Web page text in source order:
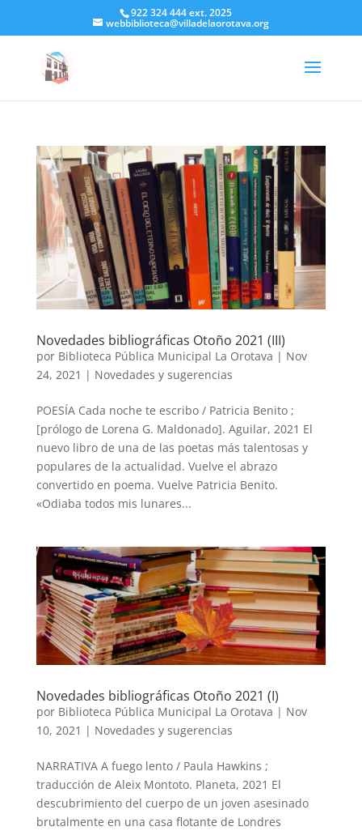
922 324 444 ext. 2025
webbiblioteca@villadelaorotava.org
Novedades bibliográficas Otoño 2021 (III)
por Biblioteca Pública Municipal La Orotava | Nov
24, 2021 | Novedades y sugerencias
POESÍA Cada noche te escribo / Patricia Benito ;
[prólogo de Lorena G. Maldonado]. Aguilar, 2021 El
nuevo libro de una de las poetas más talentosas y
populares de la actualidad. Vuelve el abrazo
convertido en poema. Vuelve Patricia Benito.
«Odiaba todos mis lunares...
Novedades bibliográficas Otoño 2021 (I)
por Biblioteca Pública Municipal La Orotava | Nov
10, 2021 | Novedades y sugerencias
NARRATIVA A fuego lento / Paula Hawkins ;
traducción de Aleix Montoto. Planeta, 2021 El
descubrimiento del cuerpo de un joven asesinado
brutalmente en una casa flotante de Londres